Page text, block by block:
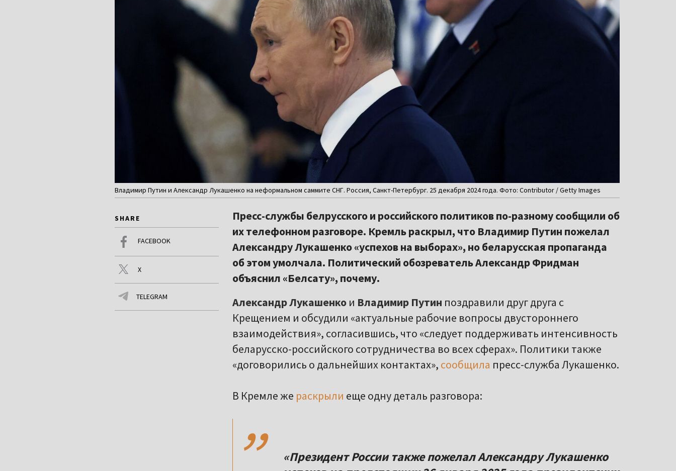
Владимир Путин и Александр Лукашенко на неформальном саммите СНГ. Россия, Санкт-Петербург. 25 декабря 2024 года. Фото: Contributor / Getty Images
SHARE
FACEBOOK
X
TELEGRAM
Пресс-службы белрусского и российского политиков по-разному сообщили об
их телефонном разговоре. Кремль раскрыл, что Владимир Путин пожелал
Александру Лукашенко «успехов на выборах», но беларусская пропаганда
об этом умолчала. Политический обозреватель Александр Фридман
объяснил «Белсату», почему.
Александр Лукашенко и Владимир Путин поздравили друг друга с
Крещением и обсудили «актуальные рабочие вопросы двустороннего
взаимодействия», согласившись, что «следует поддерживать интенсивность
беларусско-российского сотрудничества во всех сферах». Политики также
«договорились о дальнейших контактах», сообщила пресс-служба Лукашенко.
В Кремле же раскрыли еще одну деталь разговора:
,,
«Президент России также пожелал Александру Лукашенко